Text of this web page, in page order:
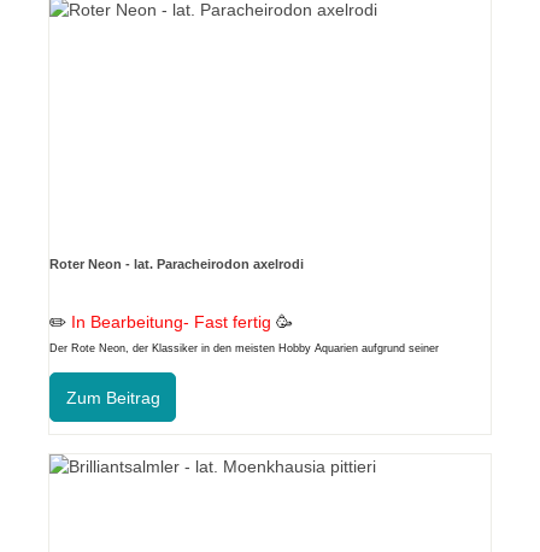
Roter Neon - lat. Paracheirodon axelrodi
✏️ In Bearbeitung- Fast fertig 🥳
Der Rote Neon, der Klassiker in den meisten Hobby Aquarien aufgrund seiner
Zum Beitrag